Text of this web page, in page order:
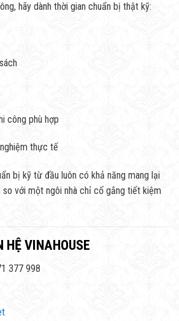
hãy dành thời gian chuẩn bị thật kỹ:
công phù hợp
thực tế
bị kỹ từ đầu luôn có khả năng mang lại
so với một ngôi nhà chỉ cố gắng tiết kiệm
HỆ VINAHOUSE
377 998